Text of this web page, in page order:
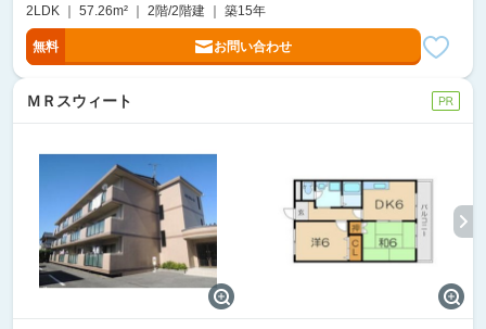
2LDK ｜ 57.26m² ｜ 2階/2階建 ｜ 築15年
無料 お問い合わせ
ＭＲスウィート